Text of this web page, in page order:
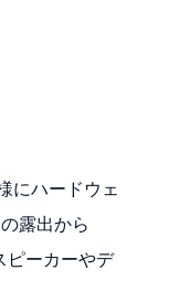
にハードウェ
露出から
ピーカーやデ